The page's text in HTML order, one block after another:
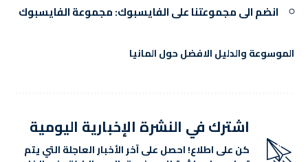
انضم الى مجموعتنا على الفايسبوك:مجموعة الفايسبوك
الموسوعة والدليل الافضل حول المانيا
اشترك في النشرة الإخبارية اليومية
كن على اطلاع! احصل على آخر الأخبار العاجلة التي يتم